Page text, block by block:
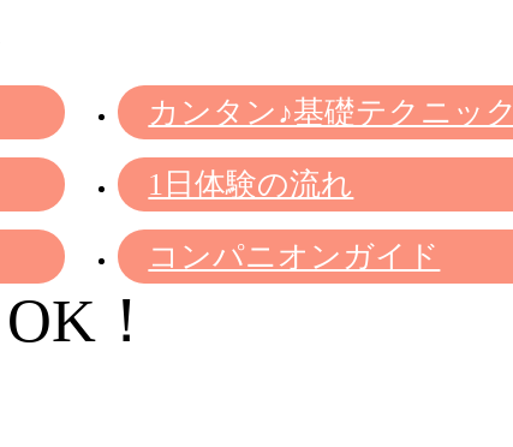
カンタン♪基礎テクニック
1日体験の流れ
コンパニオンガイド